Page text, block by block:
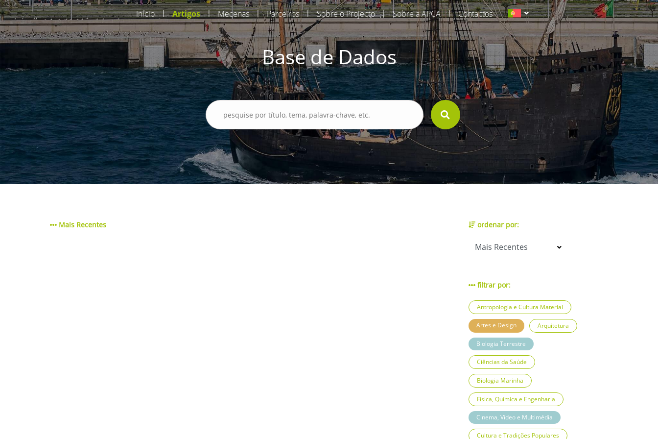
Início | Artigos | Mecenas | Parceiros | Sobre o Projecto | Sobre a APCA | Contactos
Base de Dados
Mais Recentes ordenar por:
filtrar por:
Antropologia e Cultura Material
Artes e Design Arquitetura
Biologia Terrestre
Ciências da Saúde
Biologia Marinha
Física, Química e Engenharia
Cinema, Vídeo e Multimédia
Cultura e Tradições Populares